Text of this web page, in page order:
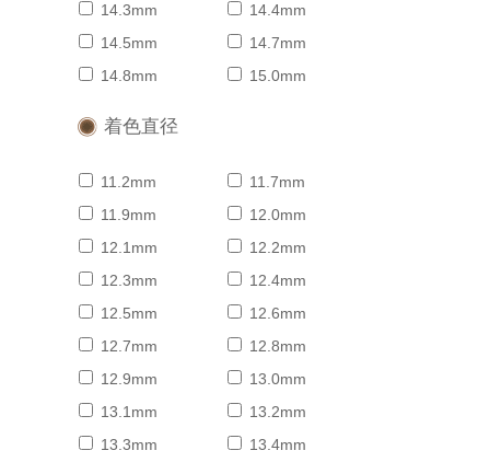
14.3mm
14.4mm
14.5mm
14.7mm
14.8mm
15.0mm
着色直径
11.2mm
11.7mm
11.9mm
12.0mm
12.1mm
12.2mm
12.3mm
12.4mm
12.5mm
12.6mm
12.7mm
12.8mm
12.9mm
13.0mm
13.1mm
13.2mm
13.3mm
13.4mm